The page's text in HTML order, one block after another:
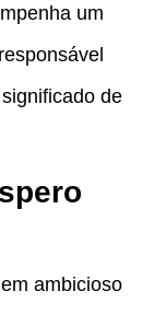
um
de
ambicioso